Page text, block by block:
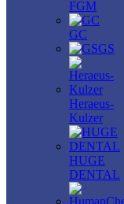
FGM
GC
GS
Heraeus-
Kulzer
HUGE
DENTAL